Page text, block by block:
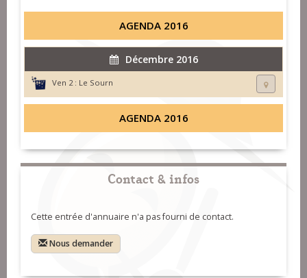
AGENDA 2016
Décembre 2016
Ven 2 : Le Sourn
AGENDA 2016
Contact & infos
Cette entrée d'annuaire n'a pas fourni de contact.
Nous demander